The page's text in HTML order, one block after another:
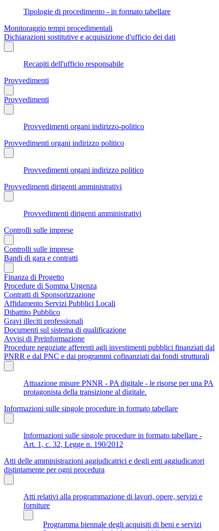
Tipologie di procedimento - in formato tabellare
Monitoraggio tempi procedimentali
Dichiarazioni sostitutive e acquisizione d'ufficio dei dati
Recapiti dell'ufficio responsabile
Provvedimenti
Provvedimenti
Provvedimenti organi indirizzo-politico
Provvedimenti organi indirizzo politico
Provvedimenti organi indirizzo politico
Provvedimenti dirigenti amministrativi
Provvedimenti dirigenti amministrativi
Controlli sulle imprese
Controlli sulle imprese
Bandi di gara e contratti
Finanza di Progetto
Procedure di Somma Urgenza
Contratti di Sponsorizzazione
Affidamento Servizi Pubblici Locali
Dibattito Pubblico
Gravi illeciti professionali
Documenti sul sistema di qualificazione
Avvisi di Preinformazione
Procedure negoziate afferenti agli investimenti pubblici finanziati dal
PNRR e dal PNC e dai programmi cofinanziati dai fondi strutturali
Attuazione misure PNNR - PA digitale - le risorse per una PA
protagonista della transizione al digitale.
Informazioni sulle singole procedure in formato tabellare
Informazioni sulle singole procedure in formato tabellare -
Art. 1, c. 32, Legge n. 190/2012
Atti delle amministrazioni aggiudicatrici e degli enti aggiudicatori
distintamente per ogni procedura
Atti relativi alla programmazione di lavori, opere, servizi e
forniture
Programma biennale degli acquisiti di beni e servizi